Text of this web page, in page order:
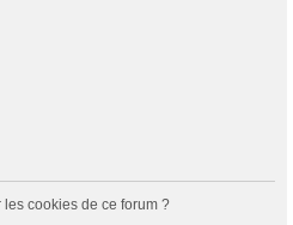
cookies de ce forum ?